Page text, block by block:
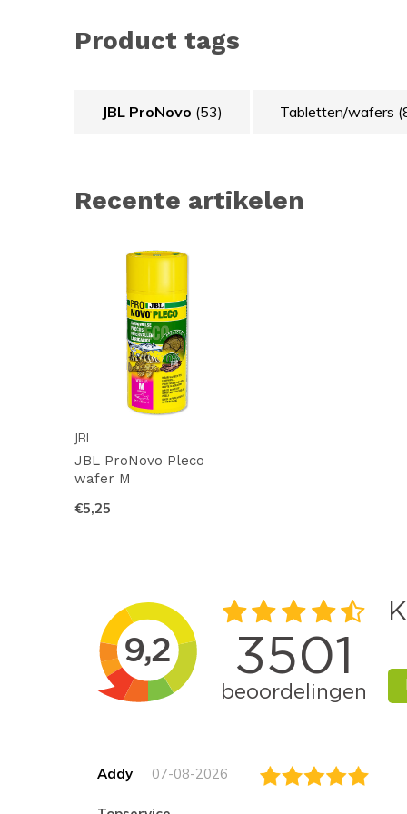
Product tags
JBL ProNovo (53) Tabletten/wafers
Recente artikelen
JBL
JBL ProNovo Pleco
wafer M
€5,25
Addy 07-08-2026